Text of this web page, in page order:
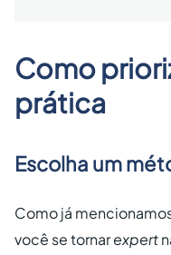
Como
prática
Escolha um
Como já
você se tornarexpert